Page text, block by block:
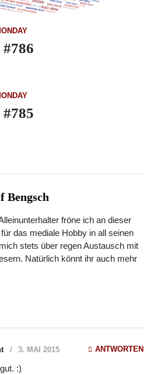
Bengsch
fröne ich an dieser
das mediale Hobby in all seinen
stets über regen Austausch mit
Natürlich könnt ihr auch mehr
3. MAI 2015 ANTWORTEN
:)